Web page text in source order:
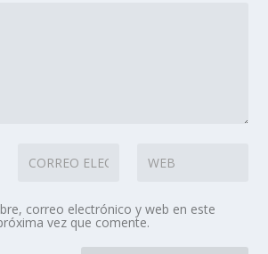
correo electrónico y web en este
vez que comente.